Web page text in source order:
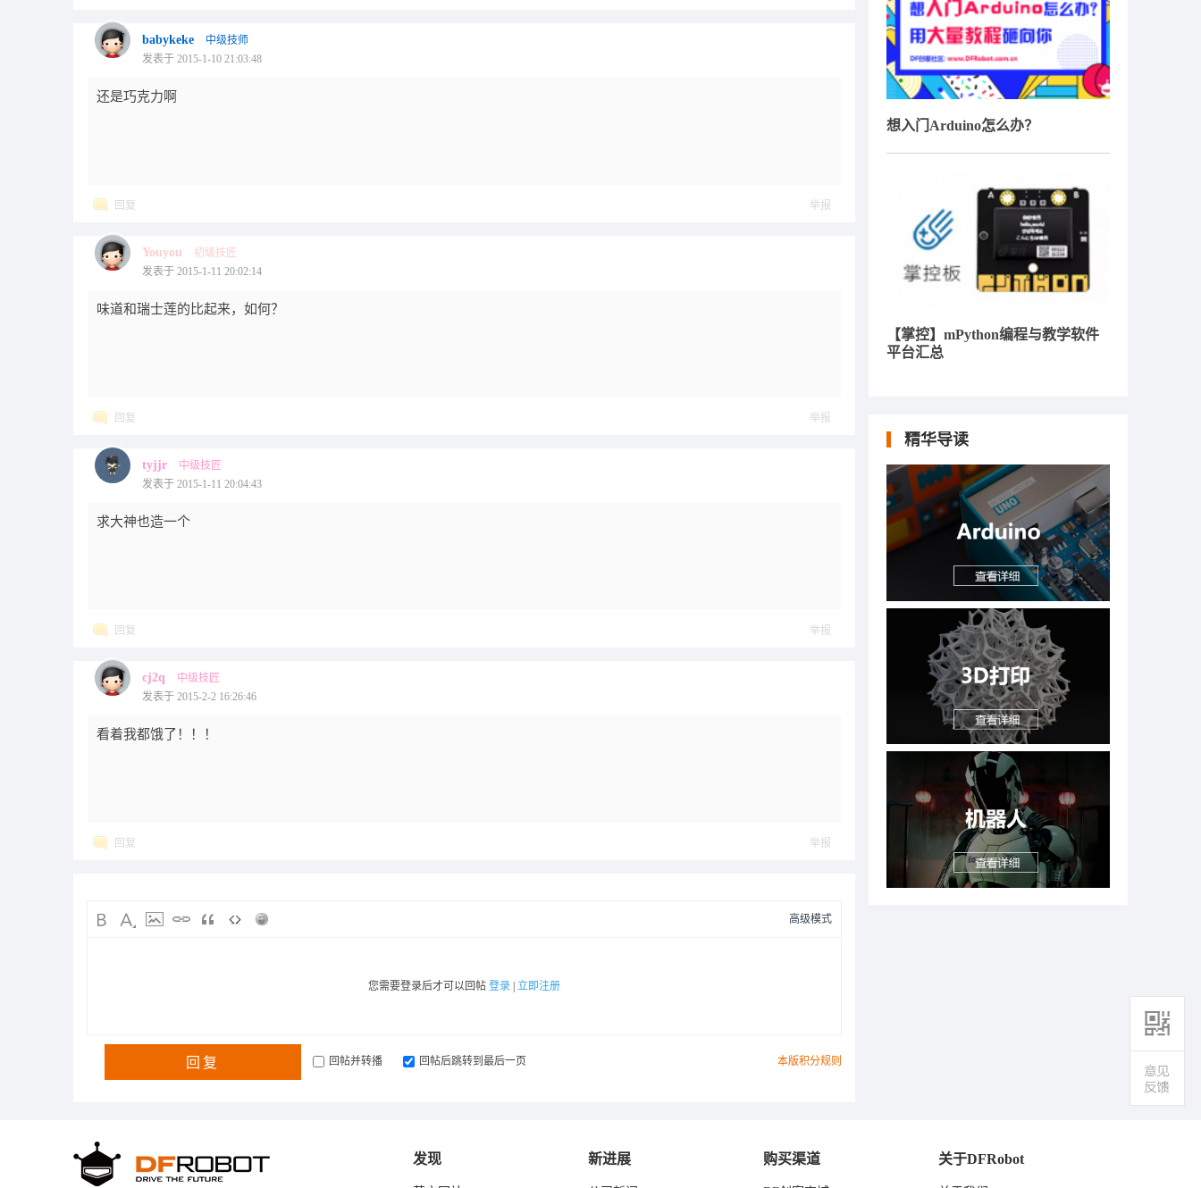
babykeke
中级技师
发表于 2015-1-10 21:03:48
还是巧克力啊
回复 举报
Youyou
初级技匠
发表于 2015-1-11 20:02:14
味道和瑞士莲的比起来，如何？
回复 举报
tyjjr
中级技匠
发表于 2015-1-11 20:04:43
求大神也造一个
回复 举报
cj2q
中级技匠
发表于 2015-2-2 16:26:46
看着我都饿了！！！
回复 举报
高级模式
您需要登录后才可以回帖 登录 立即注册
本版积分规则
回复 回帖并转播 回帖后跳转到最后一页
想入门Arduino怎么办？
【掌控】mPython编程与教学软件
平台汇总
精华导读
发现 新进展 购买渠道 关于DFRobot